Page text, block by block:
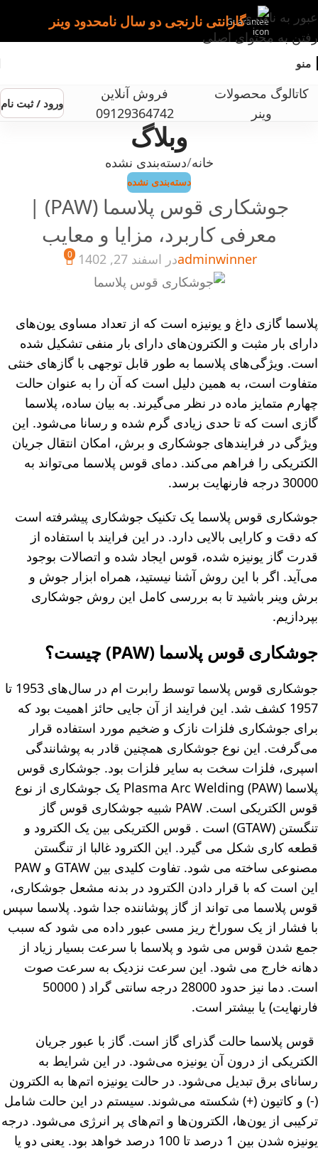
عبور به ناوبری
رفتن به محتوای اصلی
گارانتی نارنجی دو سال نامحدود وینر
منو
کاتالوگ محصولات
وینر
فروش آنلاین
09129364742
ورود / ثبت نام
وبلاگ
خانه دسته‌بندی نشده
دسته‌بندی نشده
جوشکاری قوس پلاسما (PAW) |
معرفی کاربرد، مزایا و معایب
adminwinnerدر اسفند 27, 1402 0
پلاسما گازی داغ و یونیزه است که از تعداد مساوی یون‌های
دارای بار مثبت و الکترون‌های دارای بار منفی تشکیل شده
است. ویژگی‌های پلاسما به طور قابل توجهی با گازهای خنثی
متفاوت است، به همین دلیل است که آن را به عنوان حالت
چهارم متمایز ماده در نظر می‌گیرند. به بیان ساده، پلاسما
گازی است که تا حدی زیادی گرم شده و رسانا می‌شود. این
ویژگی در فرایندهای جوشکاری و برش، امکان انتقال جریان
الکتریکی را فراهم می‌کند. دمای قوس پلاسما می‌تواند به
30000 درجه فارنهایت برسد.
جوشکاری قوس پلاسما یک تکنیک جوشکاری پیشرفته است
که دقت و کارایی بالایی دارد. در این فرایند با استفاده از
قدرت گاز یونیزه شده، قوس ایجاد شده و اتصالات بوجود
می‌آید. اگر با این روش آشنا نیستید، همراه ابزار جوش و
برش وینر باشید تا به بررسی کامل این روش جوشکاری
بپردازیم.
جوشکاری قوس پلاسما (PAW) چیست؟
جوشکاری قوس پلاسما توسط رابرت ام در سال‌های 1953 تا
1957 کشف شد. این فرایند از آن جایی حائز اهمیت بود که
برای جوشکاری فلزات نازک و ضخیم مورد استفاده قرار
می‌گرفت. این نوع جوشکاری همچنین قادر به پوشانندگی
اسپری، فلزات سخت به سایر فلزات بود. جوشکاری قوس
پلاسما Plasma Arc Welding (PAW) یک جوشکاری از نوع
قوس الکتریکی است. PAW شبیه جوشکاری قوس گاز
تنگستن (GTAW) است . قوس الکتریکی بین یک الکترود و
قطعه کاری شکل می گیرد. این الکترود غالبا از تنگستن
مصنوعی ساخته می شود. تفاوت کلیدی بین GTAW و PAW
این است که با قرار دادن الکترود در بدنه مشعل جوشکاری،
قوس پلاسما می تواند از گاز پوشاننده جدا شود. پلاسما سپس
با فشار از یک سوراخ ریز مسی عبور داده می شود که سبب
جمع شدن قوس می شود و پلاسما با سرعت بسیار زیاد از
دهانه خارج می شود. این سرعت نزدیک به سرعت صوت
است. دما نیز حدود 28000 درجه سانتی گراد ( 50000
فارنهایت) یا بیشتر است.
قوس پلاسما حالت گذرای گاز است. گاز با عبور جریان
الکتریکی از درون آن یونیزه می‌شود. در این شرایط به
رسانای برق تبدیل می‌شود. در حالت یونیزه اتم‌ها به الکترون
(-) و کاتیون (+) شکسته می‌شوند. سیستم در این حالت شامل
ترکیبی از یون‌ها، الکترون‌ها و اتم‌های پر انرژی می‌شود. درجه
یونیزه شدن بین 1 درصد تا 100 درصد خواهد بود. یعنی دو یا